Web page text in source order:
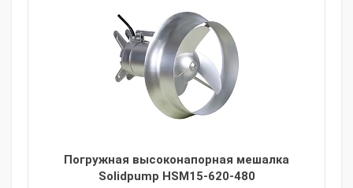
Погружная высоконапорная мешалка
Solidpump HSM15-620-480